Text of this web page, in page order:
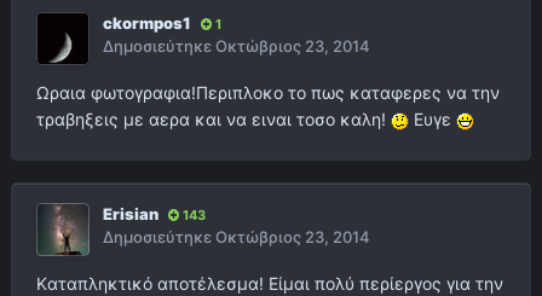
ckormpos1 1
ΔημοσιεύτηκεΟκτώβριος 23, 2014
Ωραια φωτογραφια!Περιπλοκο το πως καταφερες να την
τραβηξεις με αερα και να ειναι τοσο καλη!
Ευγε
Erisian 143
ΔημοσιεύτηκεΟκτώβριος 23, 2014
Kαταπληκτικό αποτέλεσμα! Είμαι πολύ περίεργος για την